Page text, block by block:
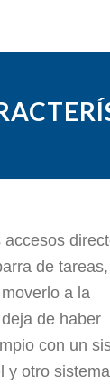
de tareas,
a la
de haber
con un
y otro